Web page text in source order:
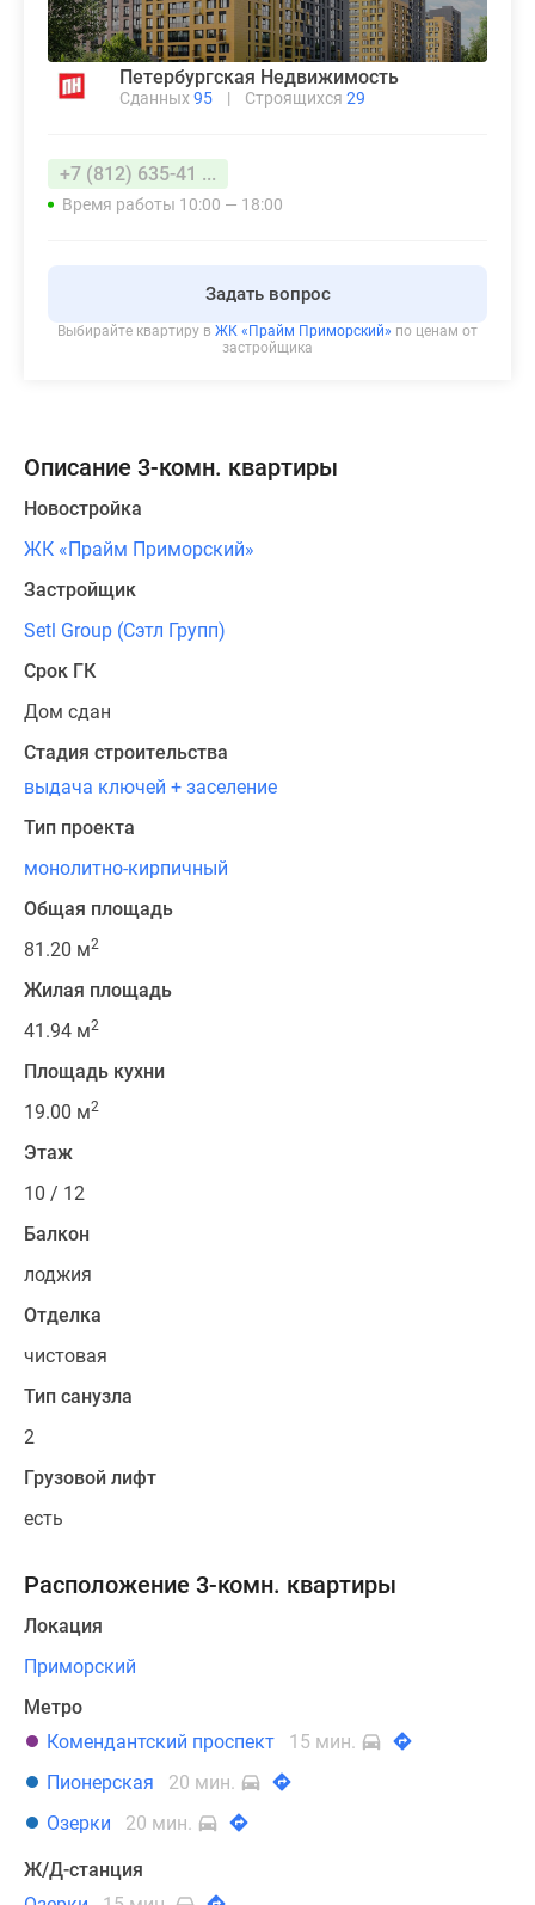
Петербургская Недвижимость
Сданных 95 | Строящихся 29
+7 (812) 635-41 ...
Время работы 10:00 — 18:00
Задать вопрос
Выбирайте квартиру в ЖК «Прайм Приморский» по ценам от
застройщика
Описание 3-комн. квартиры
Новостройка
ЖК «Прайм Приморский»
Застройщик
Setl Group (Сэтл Групп)
Срок ГК
Дом сдан
Стадия строительства
выдача ключей + заселение
Тип проекта
монолитно-кирпичный
Общая площадь
81.20 м2
Жилая площадь
41.94 м2
Площадь кухни
19.00 м2
Этаж
10 / 12
Балкон
лоджия
Отделка
чистовая
Тип санузла
2
Грузовой лифт
есть
Расположение 3-комн. квартиры
Локация
Приморский
Метро
Комендантский проспект
15 мин.
Пионерская
20 мин.
Озерки
20 мин.
Ж/Д-станция